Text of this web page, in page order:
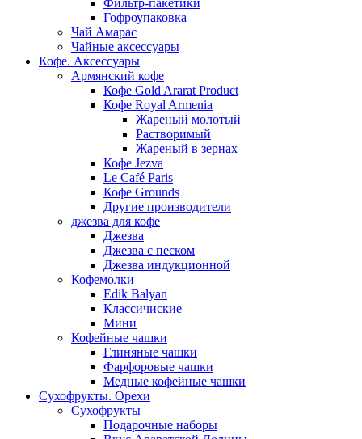
Фильтр-пакетики
Гофроупаковка
Чай Амарас
Чайные аксессуары
Кофе. Аксессуары
Армянский кофе
Кофе Gold Ararat Product
Кофе Royal Armenia
Жареный молотый
Растворимый
Жареный в зернах
Кофе Jezva
Le Café Paris
Кофе Grounds
Другие производители
джезва для кофе
Джезва
Джезва с песком
Джезва индукционной
Кофемолки
Edik Balyan
Классичиские
Мини
Кофейные чашки
Глиняные чашки
Фарфоровые чашки
Медные кофейные чашки
Сухофрукты. Орехи
Сухофрукты
Подарочные наборы